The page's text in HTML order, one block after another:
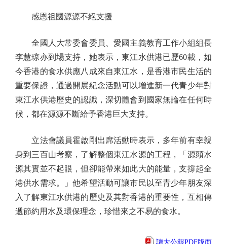
感恩祖國源源不絕支援
全國人大常委會委員、愛國主義教育工作小組組長
李慧琼亦到場支持，她表示，東江水供港已歷60載，如
今香港的食水供應八成來自東江水，是香港市民生活的
重要保證，通過開展紀念活動可以增進新一代青少年對
東江水供港歷史的認識，深切體會到國家無論在任何時
候，都在源源不斷給予香港巨大支持。
立法會議員霍啟剛出席活動時表示，多年前有幸親
身到三百山考察，了解整個東江水源的工程，「源頭水
源其實並不起眼，但卻能帶來如此大的能量，支撐起全
港供水需求。」他希望活動可讓市民以至青少年朋友深
入了解東江水供港的歷史及其對香港的重要性，互相傳
遞節約用水及環保理念，珍惜來之不易的食水。
讀大公報PDF版面